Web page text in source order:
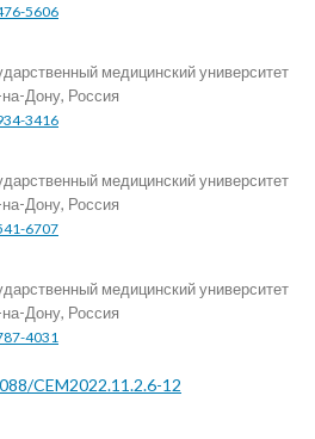
5606
медицинский университет
Дону, Россия
3416
медицинский университет
Дону, Россия
6707
медицинский университет
Дону, Россия
4031
CEM2022.11.2.6-12